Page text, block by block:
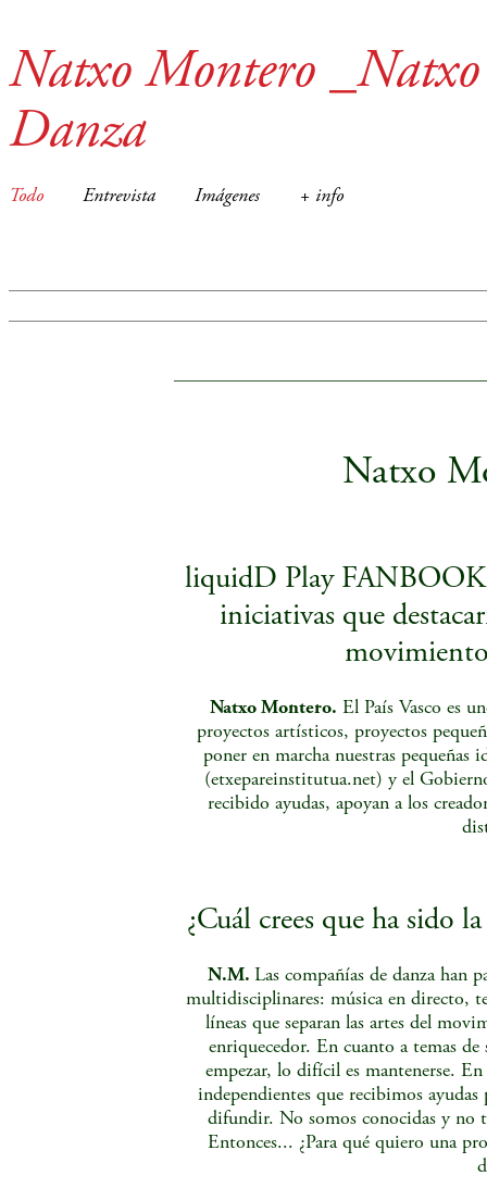
Natxo Montero
Danza
Todo Entrevista Imágenes + info
Natxo
liquidD Play FANBOOK
iniciativas que
movimiento
Natxo Montero. El País Vasco es
proyectos artísticos, proyectos
poner en marcha nuestras
(etxepareinstitutua.net) y el
recibido ayudas, apoyan a los
¿Cuál crees que ha sido
N.M. Las compañías de danza han
multidisciplinares: música en directo,
líneas que separan las artes del
enriquecedor. En cuanto a temas
empezar, lo difícil es mantenerse.
independientes que recibimos ayudas
difundir. No somos conocidas y no
Entonces... ¿Para qué quiero una